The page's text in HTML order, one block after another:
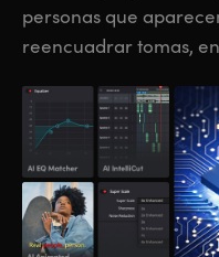
personas que
reencuadrar tomas,